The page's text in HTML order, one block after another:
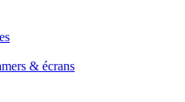
& écrans